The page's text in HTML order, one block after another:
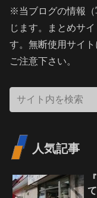
※当ブログの情報（
じます。まとめサ
す。無断使用サイ
ご注意下さい。
人気記事